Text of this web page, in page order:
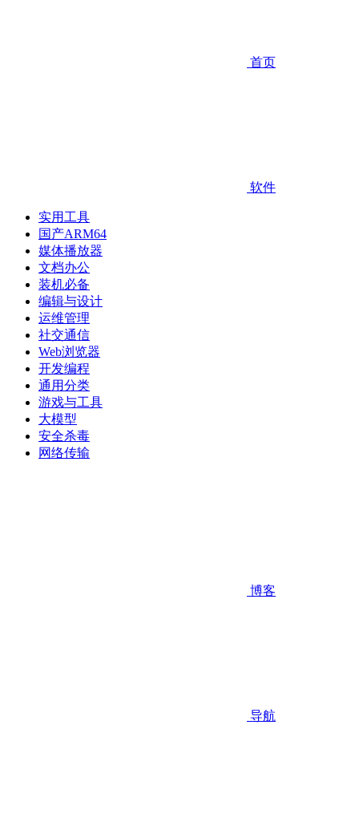
首页
软件
实用工具
国产ARM64
媒体播放器
文档办公
装机必备
编辑与设计
运维管理
社交通信
Web浏览器
开发编程
通用分类
游戏与工具
大模型
安全杀毒
网络传输
博客
导航